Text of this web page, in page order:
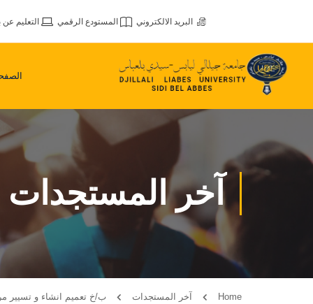
البريد الالكتروني المستودع الرقمي التعليم عن
آخر المستجدات
Home آخر المستجدات ب/خ تعميم انشاء و تسيير